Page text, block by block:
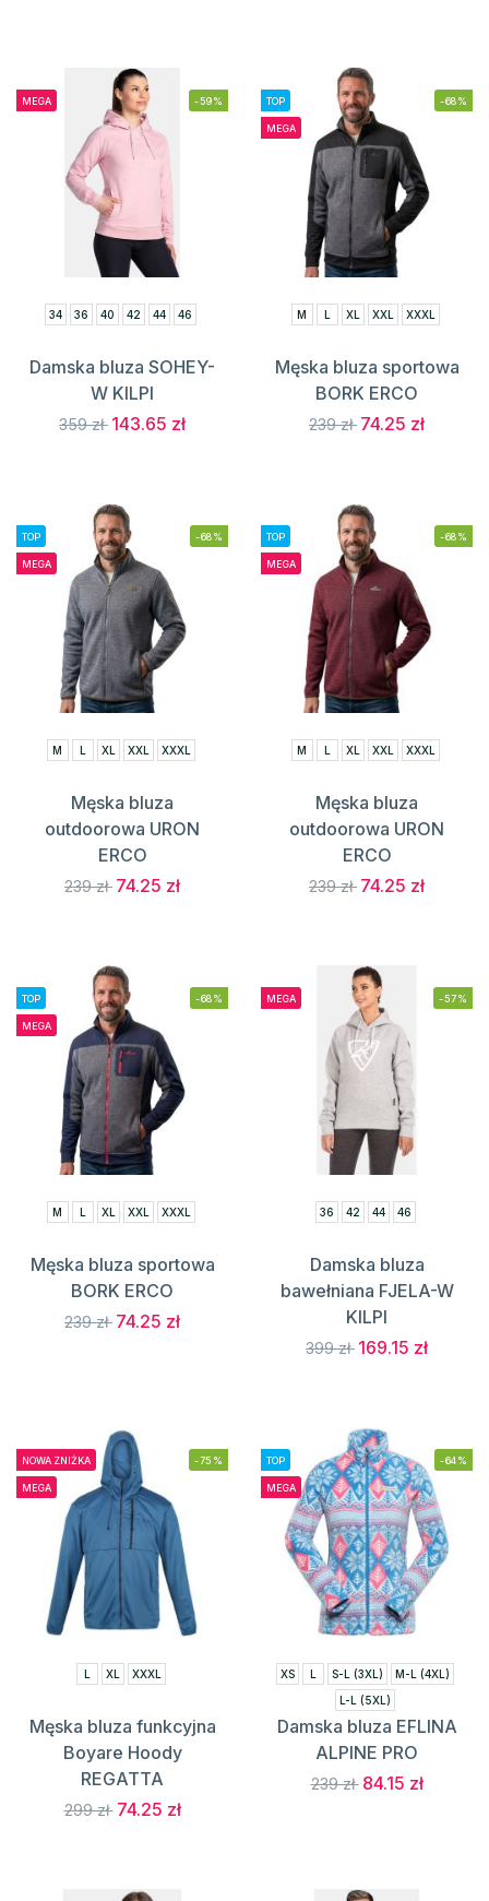
MEGA -59%
34 36 40 42 44 46
Damska bluza SOHEY-
W KILPI
359 zł 143.65 zł
TOP
MEGA
-68%
M L XL XXL XXXL
Męska bluza sportowa
BORK ERCO
239 zł 74.25 zł
TOP
MEGA
-68%
M L XL XXL XXXL
Męska bluza
outdoorowa URON
ERCO
239 zł 74.25 zł
TOP
MEGA
-68%
M L XL XXL XXXL
Męska bluza
outdoorowa URON
ERCO
239 zł 74.25 zł
TOP
MEGA
-68%
M L XL XXL XXXL
Męska bluza sportowa
BORK ERCO
239 zł 74.25 zł
MEGA -57%
36 42 44 46
Damska bluza
bawełniana FJELA-W
KILPI
399 zł 169.15 zł
NOWA ZNIŻKA
MEGA
-75%
L XL XXXL
Męska bluza funkcyjna
Boyare Hoody
REGATTA
299 zł 74.25 zł
TOP
MEGA
-64%
XS L S-L (3XL)
M-L (4XL)
L-L (5XL)
Damska bluza EFLINA
ALPINE PRO
239 zł 84.15 zł